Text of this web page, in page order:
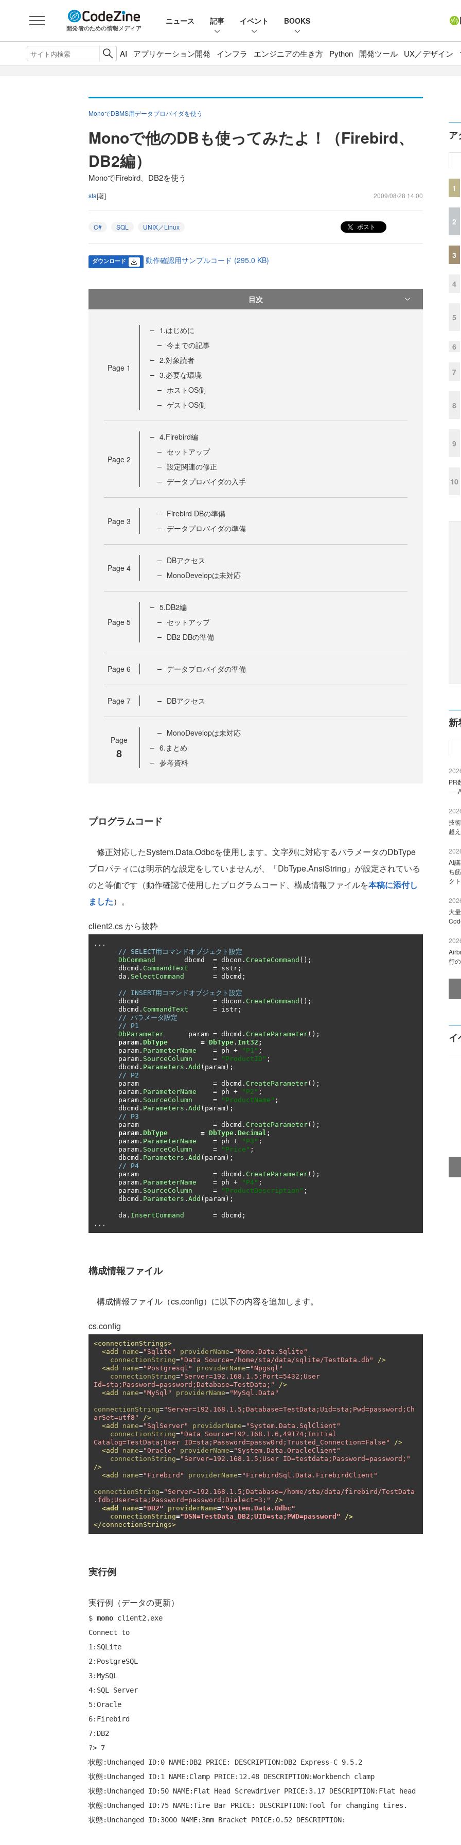
開発者のための情報メディア
ニュース 記事 イベント BOOKS
AI アプリケーション開発 インフラ エンジニアの生き方 Python 開発ツール UX／デザイン
MonoでDBMS用データプロバイダを使う
Monoで他のDBも使ってみたよ！（Firebird、
DB2編）
MonoでFirebird、DB2を使う
sta[著] 2009/08/28 14:00
C# SQL UNIX／Linux ポスト
ダウンロード 動作確認用サンプルコード (295.0 KB)
目次
Page 1
1.はじめに
今までの記事
2.対象読者
3.必要な環境
ホストOS側
ゲストOS側
Page 2
4.Firebird編
セットアップ
設定関連の修正
データプロバイダの入手
Page 3
Firebird DBの準備
データプロバイダの準備
Page 4
DBアクセス
MonoDevelopは未対応
Page 5
5.DB2編
セットアップ
DB2 DBの準備
Page 6 データプロバイダの準備
Page 7 DBアクセス
Page
8
MonoDevelopは未対応
6.まとめ
参考資料
プログラムコード
修正対応したSystem.Data.Odbcを使用します。文字列に対応するパラメータのDbType
プロパティには明示的な設定をしていませんが、「DbType.AnsiString」が設定されている
のと等価です（動作確認で使用したプログラムコード、構成情報ファイルを本稿に添付し
ました）。
client2.cs から抜粋
...
// SELECT用コマンドオブジェクト設定
DbCommand
       dbcmd
= dbcon . CreateCommand ();
      dbcmd
. CommandText = sstr ;
      da
. SelectCommand = dbcmd ;
// INSERT用コマンドオブジェクト設定
      dbcmd
= dbcon . CreateCommand ();
      dbcmd
. CommandText = istr ;
// パラメータ設定
// P1
DbParameter
      param
= dbcmd . CreateParameter();
param. DbType = DbType. Int32 ;
      param
. ParameterName = ph + "P1" ;
      param
. SourceColumn = "ProductID" ;
      dbcmd
. Parameters . Add ( param );
// P2
      param
= dbcmd . CreateParameter();
      param
. ParameterName = ph + "P2" ;
      param
. SourceColumn = "ProductName" ;
      dbcmd
. Parameters . Add ( param );
// P3
      param
= dbcmd . CreateParameter();
param. DbType = DbType. Decimal ;
      param
. ParameterName = ph + "P3" ;
      param
. SourceColumn = "Price" ;
      dbcmd
. Parameters . Add ( param );
// P4
      param
= dbcmd . CreateParameter();
      param
. ParameterName = ph + "P4" ;
      param
. SourceColumn = "ProductDescription" ;
      dbcmd
. Parameters . Add ( param );
      da
. InsertCommand = dbcmd ;
...
構成情報ファイル
構成情報ファイル（cs.config）に以下の内容を追加します。
cs.config
<connectionStrings>
<add
name="Sqlite" providerName="Mono.Data.Sqlite"
connectionString="Data Source=/home/sta/data/sqlite/TestData.db"
/>
<add
name="Postgresql" providerName="Npgsql"
connectionString="Server=192.168.1.5;Port=5432;User
Id=sta;Password=password;Database=TestData;"
/>
<add
name="MySql" providerName="MySql.Data"
connectionString="Server=192.168.1.5;Database=TestData;Uid=sta;Pwd=password;Ch
arSet=utf8"
/>
<add
name="SqlServer" providerName="System.Data.SqlClient"
connectionString="Data Source=192.168.1.6,49174;Initial
Catalog=TestData;User ID=sta;Password=passw0rd;Trusted_Connection=False"
/>
<add
name="Oracle" providerName="System.Data.OracleClient"
connectionString="Server=192.168.1.5;User ID=testdata;Password=password;"
/>
<add
name="Firebird" providerName="FirebirdSql.Data.FirebirdClient"
connectionString="Server=192.168.1.5;Database=/home/sta/data/firebird/TestData
.fdb;User=sta;Password=password;Dialect=3;"
/>
<add
name="DB2" providerName="System.Data.Odbc"
connectionString="DSN=TestData_DB2;UID=sta;PWD=password"
/>
</connectionStrings>
実行例
実行例（データの更新）
$ mono client2.exe
Connect to
1:SQLite
2:PostgreSQL
3:MySQL
4:SQL Server
5:Oracle
6:Firebird
7:DB2
?> 7
状態:Unchanged ID:0 NAME:DB2 PRICE: DESCRIPTION:DB2 Express-C 9.5.2
状態:Unchanged ID:1 NAME:Clamp PRICE:12.48 DESCRIPTION:Workbench clamp
状態:Unchanged ID:50 NAME:Flat Head Screwdriver PRICE:3.17 DESCRIPTION:Flat head
状態:Unchanged ID:75 NAME:Tire Bar PRICE: DESCRIPTION:Tool for changing tires.
状態:Unchanged ID:3000 NAME:3mm Bracket PRICE:0.52 DESCRIPTION:
ア
1
2
3
4
5
6
7
8
9
10
新
PR
技
越
AI
ち
ク
大
行
イ